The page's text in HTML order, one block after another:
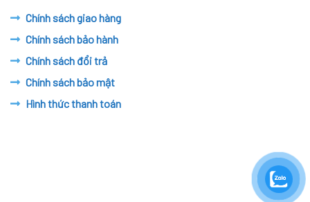
Chính sách giao hàng
Chính sách bảo hành
Chính sách đổi trả
Chính sách bảo mật
Hình thức thanh toán